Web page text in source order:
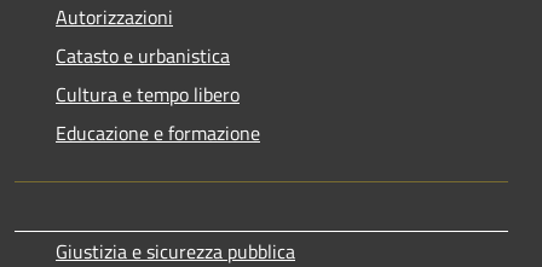
Autorizzazioni
Catasto e urbanistica
Cultura e tempo libero
Educazione e formazione
Giustizia e sicurezza pubblica